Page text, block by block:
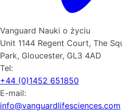
Vanguard Nauki o życiu
Unit 1144 Regent Court, The
Park, Gloucester, GL3 4AD
Tel:
+44 (0)1452 651850
E-mail:
info@vanguardlifesciences.com